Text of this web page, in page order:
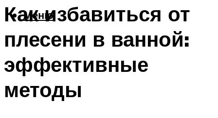
Меню
Как избавиться от
плесени в ванной:
эффективные
методы